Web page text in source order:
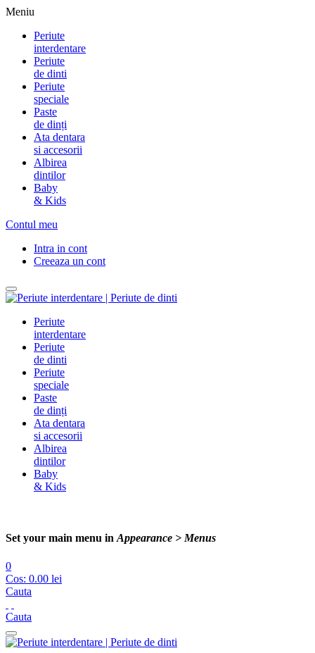
Meniu
Periute
interdentare
Periute
de dinti
Periute
speciale
Paste
de dinți
Ata dentara
si accesorii
Albirea
dintilor
Baby
& Kids
Contul meu
Intra in cont
Creeaza un cont
Periute
interdentare
Periute
de dinti
Periute
speciale
Paste
de dinți
Ata dentara
si accesorii
Albirea
dintilor
Baby
& Kids
Set your main menu in Appearance > Menus
0
Cos: 0.00 lei
Cauta
Cauta